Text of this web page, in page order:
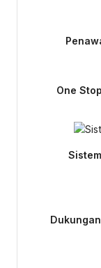
One